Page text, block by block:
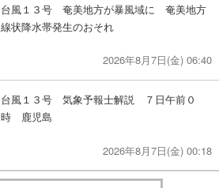
台風１３号 奄美地方が暴風域に 奄美地方
線状降水帯発生のおそれ
2026年8月7日(金) 06:40
台風１３号 気象予報士解説 ７日午前０
時 鹿児島
2026年8月7日(金) 00:18